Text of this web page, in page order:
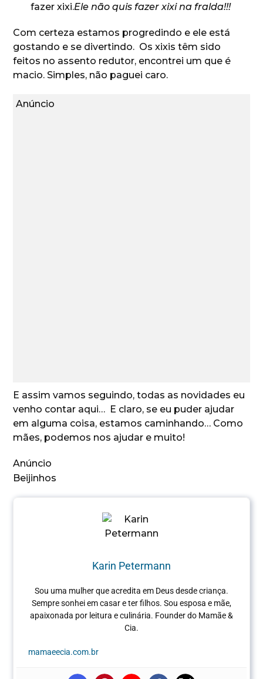
fazer xixi.Ele não quis fazer xixi na fralda!!!
Com certeza estamos progredindo e ele está
gostando e se divertindo. Os xixis têm sido
feitos no assento redutor, encontrei um que é
macio. Simples, não paguei caro.
Anúncio
E assim vamos seguindo, todas as novidades eu
venho contar aqui… E claro, se eu puder ajudar
em alguma coisa, estamos caminhando… Como
mães, podemos nos ajudar e muito!
Anúncio
Beijinhos
Karin Petermann
Sou uma mulher que acredita em Deus desde criança.
Sempre sonhei em casar e ter filhos. Sou esposa e mãe,
apaixonada por leitura e culinária. Founder do Mamãe &
Cia.
mamaeecia.com.br